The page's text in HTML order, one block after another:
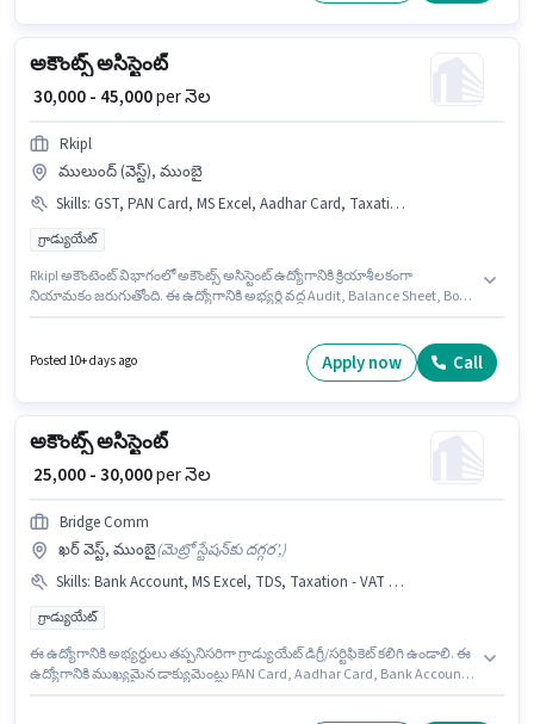
అకౌంట్స్ అసిస్టెంట్
₹ 30,000 - 45,000per నెల
Rkipl
ములుంద్ (వెస్ట్), ముంబై
Skills: GST, PAN Card, MS Excel, Aadhar Card, Taxation - VAT & Sales Tax, Cash Flow, TDS, Tally, Audit, Balance Sheet, Tax Returns, Book Keeping, Bank Account
గ్రాడ్యుయేట్
Rkipl అకౌంటెంట్ విభాగంలో అకౌంట్స్ అసిస్టెంట్ ఉద్యోగానికి క్రియాశీలకంగా
నియామకం జరుగుతోంది. ఈ ఉద్యోగానికి అభ్యర్థి వద్ద Audit, Balance Sheet, Book
అదనపు ప్రయోజనాలు PF, Medical Benefits ఉన్నాయి. ఈ ఉద్యోగానికి అభ్యర్థులు
తప్పనిసరిగా గ్రాడ్యుయేట్ డిగ్రీ/సర్టిఫికెట్ కలిగి ఉండాలి. ఈ ఉద్యోగానికి ముఖ్యమైన
Posted 10+ days ago Apply now Call
అకౌంట్స్ అసిస్టెంట్
₹ 25,000 - 30,000per నెల
Bridge Comm
ఖర్ వెస్ట్, ముంబై(మెట్రో స్టేషన్‌కు దగ్గర',)
Skills: Bank Account, MS Excel, TDS, Taxation - VAT & Sales Tax, PAN Card, Aadhar Card, Tally, Cash Flow, GST, Book Keeping
గ్రాడ్యుయేట్
ఈ ఉద్యోగానికి అభ్యర్థులు తప్పనిసరిగా గ్రాడ్యుయేట్ డిగ్రీ/సర్టిఫికెట్ కలిగి ఉండాలి. ఈ
ఉద్యోగానికి ముఖ్యమైన డాక్యుమెంట్లు PAN Card, Aadhar Card, Bank Account